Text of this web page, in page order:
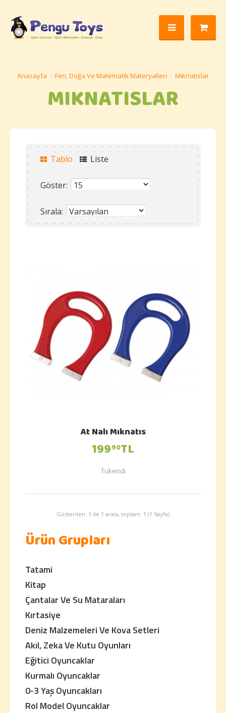
Fen, Doğa Ve Matematik Materyalleri Mıknatıslar
MIKNATISLAR
Tablo Liste
Göster:
Sırala:
At Nalı Mıknatıs
19990TL
Tükendi
Gösterilen: 1 ile 1 arası, toplam: 1 (1 Sayfa)
Ürün Grupları
Tatami
Kitap
Çantalar Ve Su Mataraları
Kırtasiye
Deniz Malzemeleri Ve Kova Setleri
Akıl, Zeka Ve Kutu Oyunları
Eğitici Oyuncaklar
Kurmalı Oyuncaklar
0-3 Yaş Oyuncakları
Rol Model Oyuncaklar